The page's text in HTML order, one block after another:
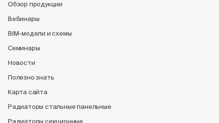
Обзор продукции
Вебинары
BIM-модели и схемы
Семинары
Новости
Полезно знать
Карта сайта
Радиаторы стальные панельные
Радиаторы секционные